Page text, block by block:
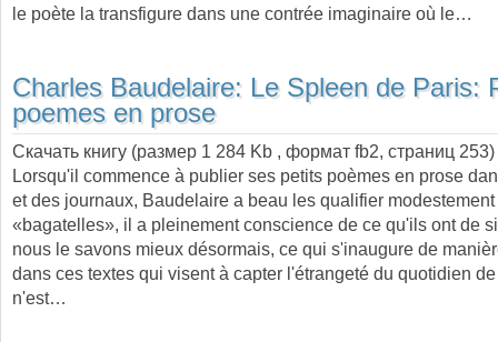
le poète la transfigure dans une contrée imaginaire où le…
Charles Baudelaire: Le Spleen de Paris:
poemes en prose
Скачать книгу (размер 1 284 Kb , формат fb2, страниц 253
Lorsqu'il commence à publier ses petits poèmes en prose
et des journaux, Baudelaire a beau les qualifier modestement
«bagatelles», il a pleinement conscience de ce qu'ils ont de
nous le savons mieux désormais, ce qui s'inaugure de
dans ces textes qui visent à capter l'étrangeté du quotidien
n'est…